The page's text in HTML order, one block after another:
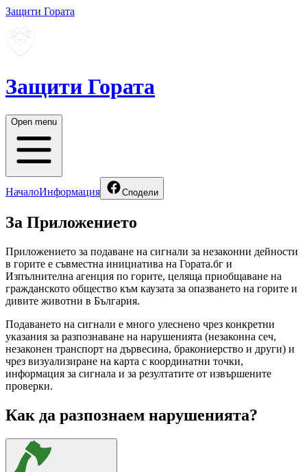
Защити Гората
Защити Гората
Open menu
НачалоИнформация Сподели
За Приложението
Приложението за подаване на сигнали за незаконни дейности
в горите е съвместна инициатива на Гората.бг и
Изпълнителна агенция по горите, целяща приобщаване на
гражданското общество към каузата за опазването на горите и
дивите животни в България.
Подаването на сигнали е много улеснено чрез конкретни
указания за разпознаване на нарушенията (незаконна сеч,
незаконен транспорт на дървесина, бракониерство и други) и
чрез визуализиране на карта с координатни точки,
информация за сигнала и за резултатите от извършените
проверки.
Как да разпознаем нарушенията?